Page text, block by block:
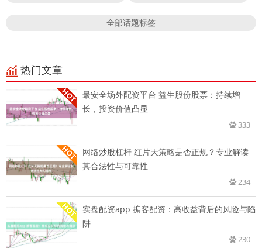
全部话题标签
热门文章
最安全场外配资平台 益生股份股票：持续增
长，投资价值凸显
333
网络炒股杠杆 红片天策略是否正规？专业解读
其合法性与可靠性
234
实盘配资app 掮客配资：高收益背后的风险与陷
阱
230